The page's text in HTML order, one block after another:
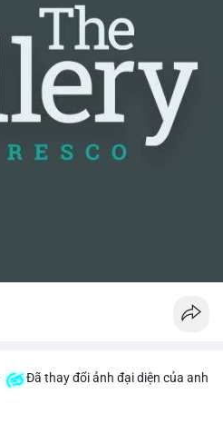
Đã thay đổi ảnh đại diện của anh